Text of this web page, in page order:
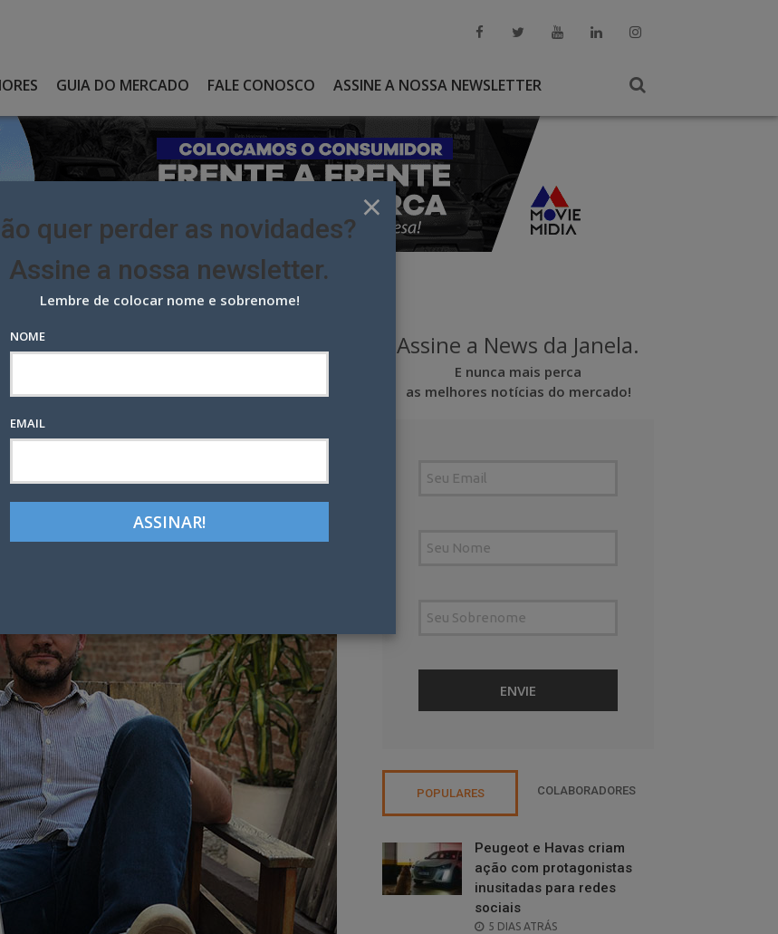
GUIA DO MERCADO FALE CONOSCO ASSINE A NOSSA NEWSLETTER
FUNDO DE PENSÃO DO BANCO DO BRASIL
de pensão do Banco
LinkedIn Pinterest
Assine a News da Janela.
E nunca mais perca
as melhores notícias do mercado!
POPULARES COLABORADORES
Peugeot e Havas criam
ação com protagonistas
inusitadas para redes
sociais
POSTED
5 DIAS ATRÁS
×
quer perder as novidades?
Assine a nossa newsletter.
Lembre de colocar nome e sobrenome!
NOME
EMAIL